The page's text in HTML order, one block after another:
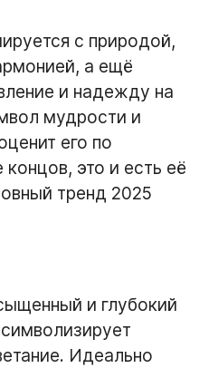
с природой,
а ещё
и надежду на
мудрости и
его по
это и есть её
тренд 2025
и глубокий
Идеально